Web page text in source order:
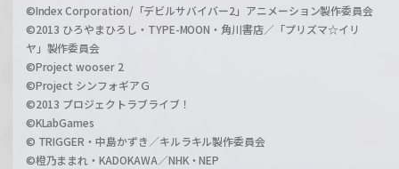
©Index Corporation/「デビルサバイバー2」アニメーション製作委員会
©2013 ひろやまひろし・TYPE-MOON・角川書店／「プリズマ☆イリ
ヤ」製作委員会
©Project wooser 2
©Project シンフォギアＧ
©2013 プロジェクトラブライブ！
©KLabGames
© TRIGGER・中島かずき／キルラキル製作委員会
©橙乃ままれ・KADOKAWA／NHK・NEP